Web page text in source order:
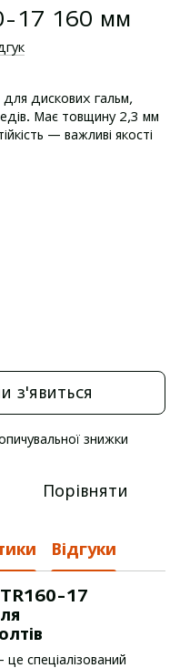
17 160 мм
для дискових гальм,
Має товщину 2,3 мм
— важливі якості
з'явиться
знижки
Порівняти
Відгуки
17
спеціалізований